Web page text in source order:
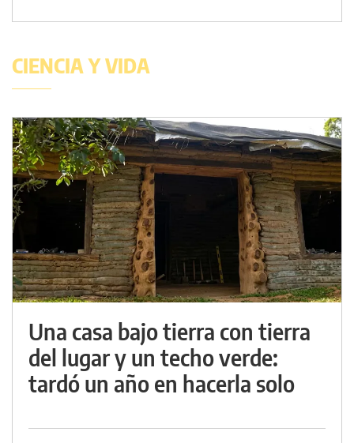
CIENCIA Y VIDA
Una casa bajo tierra con tierra
del lugar y un techo verde:
tardó un año en hacerla solo